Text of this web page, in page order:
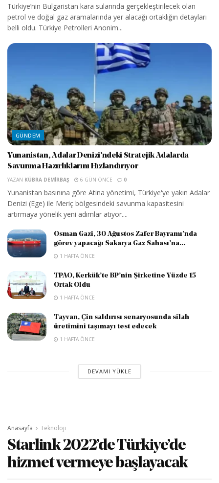
Türkiye’nin Bulgaristan kara sularında gerçekleştirilecek olan
petrol ve doğal gaz aramalarında yer alacağı ortaklığın detayları
belli oldu. Türkiye Petrolleri Anonim...
GÜNDEM
Yunanistan, Adalar Denizi’ndeki Stratejik Adalarda
Savunma Hazırlıklarını Hızlandırıyor
YAZAN KÜBRA DEMIRBAŞ 6 GÜN ÖNCE 0
Yunanistan basınına göre Atina yönetimi, Türkiye'ye yakın Adalar
Denizi (Ege) ile Meriç bölgesindeki savunma kapasitesini
artırmaya yönelik yeni adımlar atıyor....
Osman Gazi, 30 Ağustos Zafer Bayramı’nda
görev yapacağı Sakarya Gaz Sahası’na...
1 HAFTA ÖNCE
TPAO, Kerkük’te BP’nin Şirketine Yüzde 15
Ortak Oldu
1 HAFTA ÖNCE
Tayvan, Çin saldırısı senaryosunda silah
üretimini taşımayı test edecek
1 HAFTA ÖNCE
DEVAMI YÜKLE
Anasayfa Teknoloji
Starlink 2022’de Türkiye’de
hizmet vermeye başlayacak